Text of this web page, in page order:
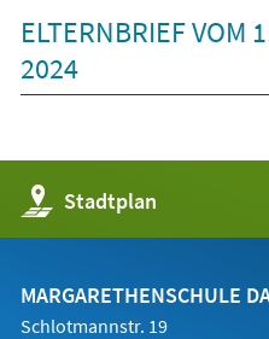
ELTERNBRIEF VOM
2024
Stadtplan
(Öffnet
in
einem
Tab)
MARGARETHENSCHULE
Schlotmannstr. 19